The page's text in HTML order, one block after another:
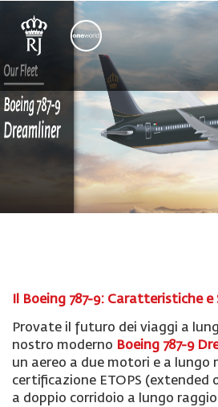
Il Boeing 787-9: Caratteristiche
Provate il futuro dei viaggi a
nostro moderno Boeing 787-9
un aereo a due motori e a lungo
certificazione ETOPS (extended
a doppio corridoio a lungo